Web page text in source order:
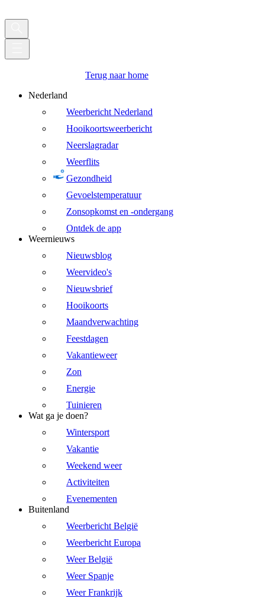
Terug naar home
Nederland
Weerbericht Nederland
Hooikoortsweerbericht
Neerslagradar
Weerflits
Gezondheid
Gevoelstemperatuur
Zonsopkomst en -ondergang
Ontdek de app
Weernieuws
Nieuwsblog
Weervideo's
Nieuwsbrief
Hooikoorts
Maandverwachting
Feestdagen
Vakantieweer
Zon
Energie
Tuinieren
Wat ga je doen?
Wintersport
Vakantie
Weekend weer
Activiteiten
Evenementen
Buitenland
Weerbericht België
Weerbericht Europa
Weer België
Weer Spanje
Weer Frankrijk